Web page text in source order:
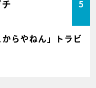
5
らやねん」トラビ